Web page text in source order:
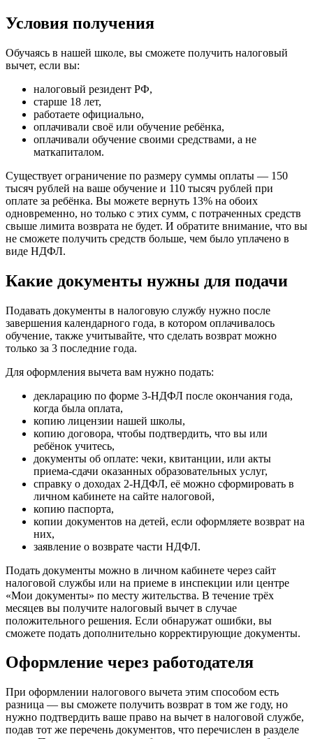
Условия получения
Обучаясь в нашей школе, вы сможете получить налоговый
вычет, если вы:
налоговый резидент РФ,
старше 18 лет,
работаете официально,
оплачивали своё или обучение ребёнка,
оплачивали обучение своими средствами, а не
маткапиталом.
Существует ограничение по размеру суммы оплаты — 150
тысяч рублей на ваше обучение и 110 тысяч рублей при
оплате за ребёнка. Вы можете вернуть 13% на обоих
одновременно, но только с этих сумм, с потраченных средств
свыше лимита возврата не будет. И обратите внимание, что вы
не сможете получить средств больше, чем было уплачено в
виде НДФЛ.
Какие документы нужны для подачи
Подавать документы в налоговую службу нужно после
завершения календарного года, в котором оплачивалось
обучение, также учитывайте, что сделать возврат можно
только за 3 последние года.
Для оформления вычета вам нужно подать:
декларацию по форме 3-НДФЛ после окончания года,
когда была оплата,
копию лицензии нашей школы,
копию договора, чтобы подтвердить, что вы или
ребёнок учитесь,
документы об оплате: чеки, квитанции, или акты
приема-сдачи оказанных образовательных услуг,
справку о доходах 2-НДФЛ, её можно сформировать в
личном кабинете на сайте налоговой,
копию паспорта,
копии документов на детей, если оформляете возврат на
них,
заявление о возврате части НДФЛ.
Подать документы можно в личном кабинете через сайт
налоговой службы или на приеме в инспекции или центре
«Мои документы» по месту жительства. В течение трёх
месяцев вы получите налоговый вычет в случае
положительного решения. Если обнаружат ошибки, вы
сможете подать дополнительно корректирующие документы.
Оформление через работодателя
При оформлении налогового вычета этим способом есть
разница — вы сможете получить возврат в том же году, но
нужно подтвердить ваше право на вычет в налоговой службе,
подав тот же перечень документов, что перечислен в разделе